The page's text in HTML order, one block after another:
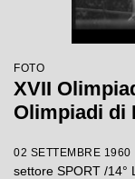
FOTO
XVII
Olimpiadi di
02 SETTEMBRE 1960
settore SPORT /14°